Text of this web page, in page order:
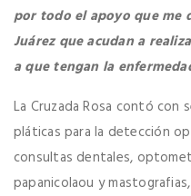
por todo el apoyo que me
Juárez que acudan a
a que tengan la
La Cruzada Rosa contó con
pláticas para la detección
consultas dentales,
papanicolaou y